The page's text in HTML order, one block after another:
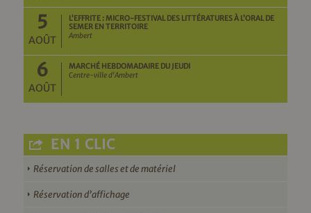
5
AOÛT
L’EFFRITE : MICRO-FESTIVAL DES LITTÉRATURES À L’ORAL DE
SEMER EN TERRITOIRE
Ambert
6
AOÛT
MARCHÉ HEBDOMADAIRE DU JEUDI
Centre-ville d'Ambert
EN 1 CLIC
Réservation de salles et de matériel
Réservation d’affichage